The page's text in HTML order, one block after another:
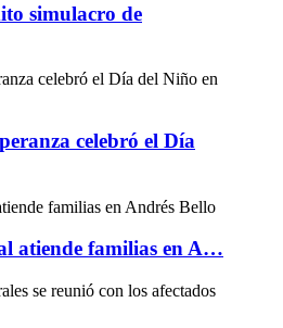
simulacro de
celebró el Día
atiende familias en A…